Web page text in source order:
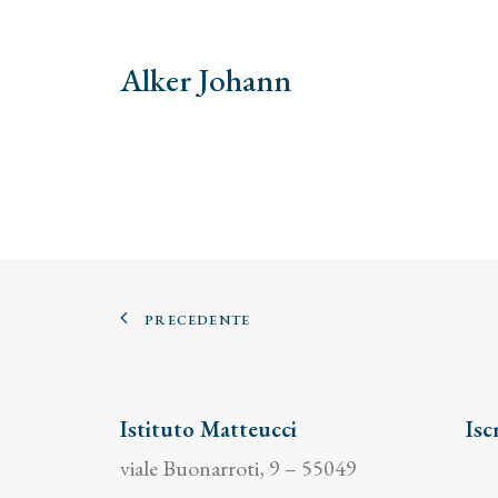
Alker Johann
PRECEDENTE
Istituto Matteucci
viale Buonarroti, 9 – 55049